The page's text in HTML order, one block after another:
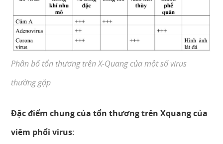
Phân bố tổn thương trên X-Quang của một số virus
thường gặp
Đặc điểm chung của tổn thương trên Xquang của
viêm phổi virus: